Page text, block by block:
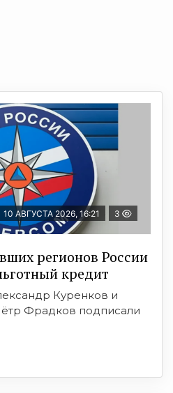
10 АВГУСТА 2026, 16:21 3
регионов России
кредит
Куренков и
Фрадков подписали